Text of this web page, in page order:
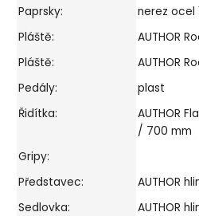
Paprsky:
nerez ocel
Pláště:
AUTHOR
Pláště:
AUTHOR
Pedály:
plast
Řidítka:
AUTHOR
/ 700 mm
Gripy:
Představec:
AUTHOR
Sedlovka:
AUTHOR